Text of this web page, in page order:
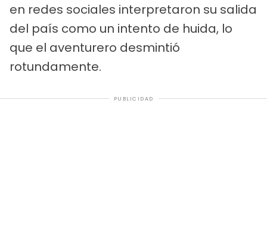
en redes sociales interpretaron su salida
del país como un intento de huida, lo
que el aventurero desmintió
rotundamente.
PUBLICIDAD